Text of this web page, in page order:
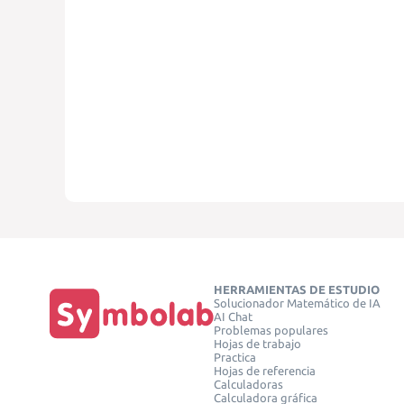
HERRAMIENTAS DE ESTUDIO
Solucionador Matemático de IA
AI Chat
Problemas populares
Hojas de trabajo
Practica
Hojas de referencia
Calculadoras
Calculadora gráfica